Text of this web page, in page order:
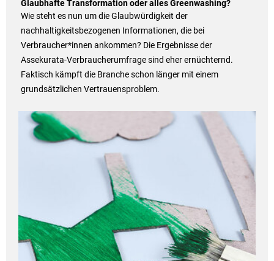
Glaubhafte Transformation oder alles Greenwashing?
Wie steht es nun um die Glaubwürdigkeit der
nachhaltigkeitsbezogenen Informationen, die bei
Verbraucher*innen ankommen? Die Ergebnisse der
Assekurata-Verbraucherumfrage sind eher ernüchternd.
Faktisch kämpft die Branche schon länger mit einem
grundsätzlichen Vertrauensproblem.